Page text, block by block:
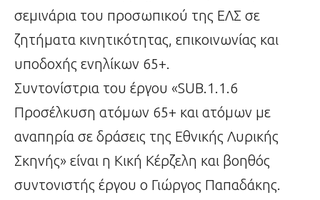
σεμινάρια του προσωπικού της ΕΛΣ σε
ζητήματα κινητικότητας, επικοινωνίας και
υποδοχής ενηλίκων 65+.
Συντονίστρια του έργου «SUB.1.1.6
Προσέλκυση ατόμων 65+ και ατόμων με
αναπηρία σε δράσεις της Εθνικής Λυρικής
Σκηνής» είναι η Κική Κέρζελη και βοηθός
συντονιστής έργου ο Γιώργος Παπαδάκης.